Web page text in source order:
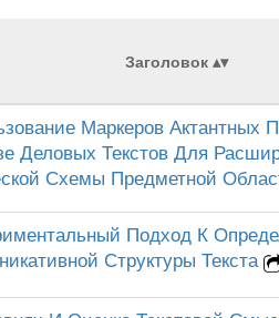
Заголовок
Маркеров Актантных
Деловых Текстов Для
Схемы Предметной
Подход К
Структуры Текста